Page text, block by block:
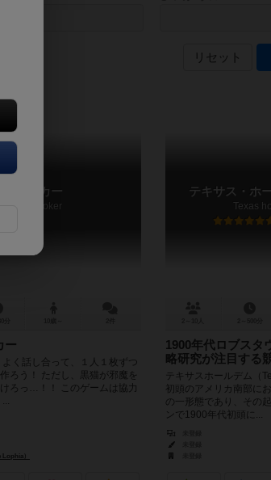
リセット
猫ポーカー
Poker
ー
よく話し合って、１人１枚ずつ
ろう！ ただし、黒猫が邪魔を
ろっ…！！ このゲームは協力
）
テキサス・ホ
Texas
1900年代ロブスタ
略研究が注目する
テキサスホールデム（
初頭のアメリカ南部に
の一形態であり、その
ンで1900年代初頭に...